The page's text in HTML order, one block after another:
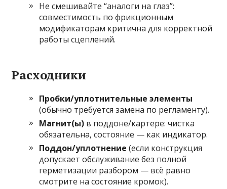
Не смешивайте “аналоги на глаз”:
совместимость по фрикционным
модификаторам критична для корректной
работы сцеплений.
Расходники
Пробки/уплотнительные элементы
(обычно требуется замена по регламенту).
Магнит(ы) в поддоне/картере: чистка
обязательна, состояние — как индикатор.
Поддон/уплотнение (если конструкция
допускает обслуживание без полной
герметизации разбором — всё равно
смотрите на состояние кромок).